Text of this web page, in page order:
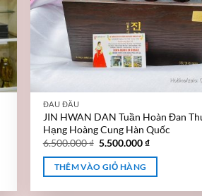
ĐAU ĐẦU
JIN HWAN DAN Tuần Hoàn Đan
Hạng Hoàng Cung Hàn Quốc
6.500.000₫ 5.500.000₫
THÊM VÀO GIỎ HÀNG